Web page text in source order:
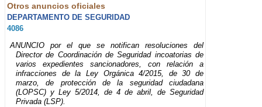
Otros anuncios oficiales
DEPARTAMENTO DE SEGURIDAD
4086
ANUNCIO por el que se notifican resoluciones del
Director de Coordinación de Seguridad incoatorias de
varios expedientes sancionadores, con relación a
infracciones de la Ley Orgánica 4/2015, de 30 de
marzo, de protección de la seguridad ciudadana
(LOPSC) y Ley 5/2014, de 4 de abril, de Seguridad
Privada (LSP).